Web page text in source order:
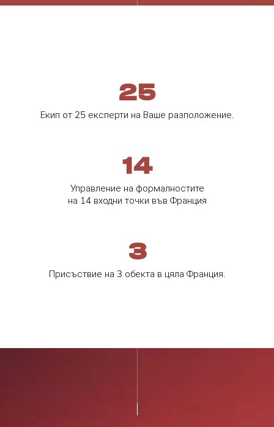
Екип от 25 експерти на Ваше разположение.
25
Управление на формалностите
на 14 входни точки във Франция
14
Присъствие на 3 обекта в цяла Франция.
3